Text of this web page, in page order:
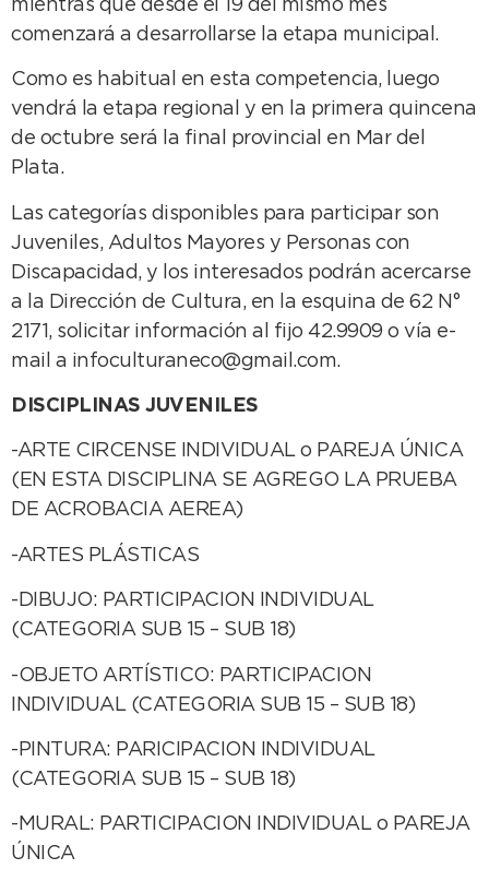
mientras que desde el 19 del mismo mes
comenzará a desarrollarse la etapa municipal.
Como es habitual en esta competencia, luego
vendrá la etapa regional y en la primera quincena
de octubre será la final provincial en Mar del
Plata.
Las categorías disponibles para participar son
Juveniles, Adultos Mayores y Personas con
Discapacidad, y los interesados podrán acercarse
a la Dirección de Cultura, en la esquina de 62 N°
2171, solicitar información al fijo 42.9909 o vía e-
mail a infoculturaneco@gmail.com.
DISCIPLINAS JUVENILES
-ARTE CIRCENSE INDIVIDUAL o PAREJA ÚNICA
(EN ESTA DISCIPLINA SE AGREGO LA PRUEBA
DE ACROBACIA AEREA)
-ARTES PLÁSTICAS
-DIBUJO: PARTICIPACION INDIVIDUAL
(CATEGORIA SUB 15 – SUB 18)
-OBJETO ARTÍSTICO: PARTICIPACION
INDIVIDUAL (CATEGORIA SUB 15 – SUB 18)
-PINTURA: PARICIPACION INDIVIDUAL
(CATEGORIA SUB 15 – SUB 18)
-MURAL: PARTICIPACION INDIVIDUAL o PAREJA
ÚNICA